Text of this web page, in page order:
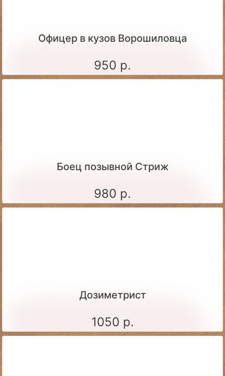
Офицер в кузов Ворошиловца
950 р.
Боец позывной Стриж
980 р.
Дозиметрист
1050 р.